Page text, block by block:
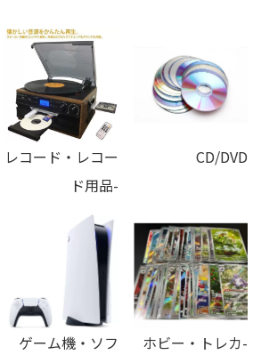
レコード・レコー
ド用品-
CD/DVD
ゲーム機・ソフ
ホビー・トレカ-